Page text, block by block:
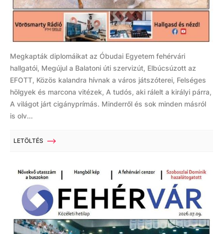
Megkapták diplomáikat az Óbudai Egyetem fehérvári
hallgatói, Megújul a Balatoni úti szervizút, Elbúcsúzott az
EFOTT, Közös kalandra hívnak a város játszóterei, Felséges
hölgyek és marcona vitézek, A tudós, aki rálelt a királyi párra,
A világot járt cigányprímás. Minderről és sok minden másról
is olv...
LETÖLTÉS